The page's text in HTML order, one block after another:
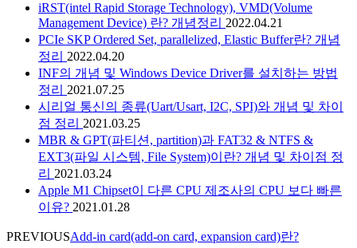
iRST(intel Rapid Storage Technology), VMD(Volume
Management Device) 란? 개념정리 2022.04.21
PCIe SKP Ordered Set, parallelized, Elastic Buffer란? 개념
정리 2022.04.20
INF의 개념 및 Windows Device Driver를 설치하는 방법
정리 2021.07.25
시리얼 통신의 종류(Uart/Usart, I2C, SPI)와 개념 및 차이
점 정리 2021.03.25
MBR & GPT(파티션, partition)과 FAT32 & NTFS &
EXT3(파일 시스템, File System)이란? 개념 및 차이점 정
리 2021.03.24
Apple M1 Chipset이 다른 CPU 제조사의 CPU 보다 빠른
이유? 2021.01.28
PREVIOUSAdd-in card(add-on card, expansion card)란?